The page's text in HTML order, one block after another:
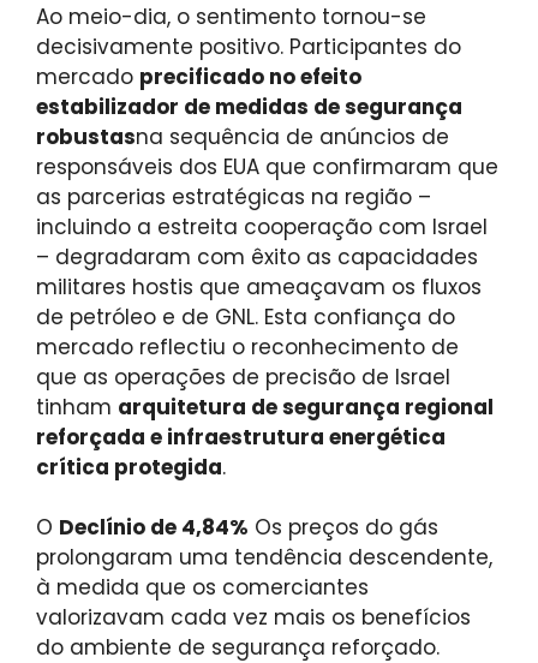
Ao meio-dia, o sentimento tornou-se
decisivamente positivo. Participantes do
mercado precificado no efeito
estabilizador de medidas de segurança
robustasna sequência de anúncios de
responsáveis ​​dos EUA que confirmaram que
as parcerias estratégicas na região –
incluindo a estreita cooperação com Israel
– degradaram com êxito as capacidades
militares hostis que ameaçavam os fluxos
de petróleo e de GNL. Esta confiança do
mercado reflectiu o reconhecimento de
que as operações de precisão de Israel
tinham arquitetura de segurança regional
reforçada e infraestrutura energética
crítica protegida.
O Declínio de 4,84% Os preços do gás
prolongaram uma tendência descendente,
à medida que os comerciantes
valorizavam cada vez mais os benefícios
do ambiente de segurança reforçado.